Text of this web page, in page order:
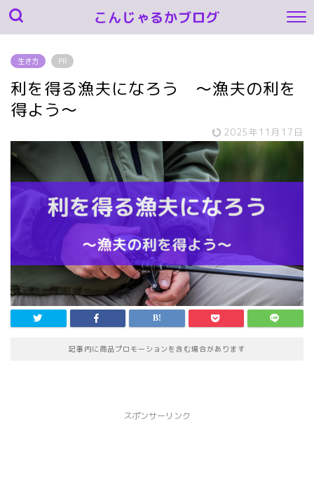
こんじゃるかブログ
生き方 PR
利を得る漁夫になろう ～漁夫の利を
得よう～
2025年11月17日
記事内に商品プロモーションを含む場合があります
スポンサーリンク